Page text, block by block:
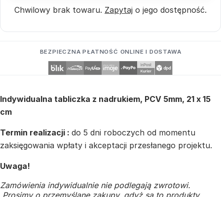
Chwilowy brak towaru. Zapytaj o jego dostępność.
BEZPIECZNA PŁATNOŚĆ ONLINE I DOSTAWA
Indywidualna tabliczka z nadrukiem, PCV 5mm, 21 x 15
cm
Termin realizacji : do 5 dni roboczych od momentu
zaksięgowania wpłaty i akceptacji przesłanego projektu.
Uwaga!
Zamówienia indywidualnie nie podlegają zwrotowi.
Prosimy o przemyślane zakupy, gdyż są to produkty